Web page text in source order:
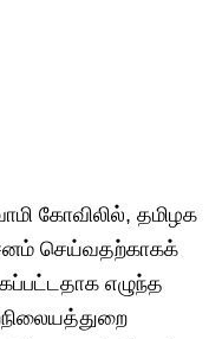
கோவிலில், தமிழக
செய்வதற்காகக்
எழுந்த